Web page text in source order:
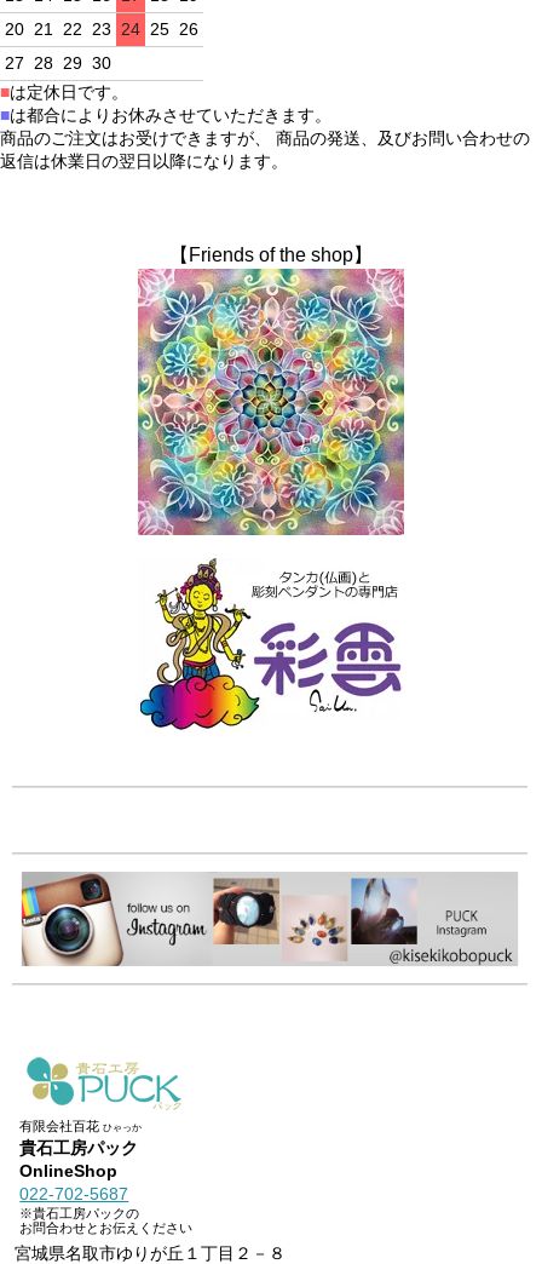
20 21 22 23 24 25 26
27 28 29 30
■は定休日です。
■は都合によりお休みさせていただきます。
商品のご注文はお受けできますが、 商品の発送、及びお問い合わせの
返信は休業日の翌日以降になります。
【Friends of the shop】
有限会社百花ひゃっか
貴石工房パック
OnlineShop
022-702-5687
※貴石工房パックの
お問合わせとお伝えください
宮城県名取市ゆりが丘１丁目２－８